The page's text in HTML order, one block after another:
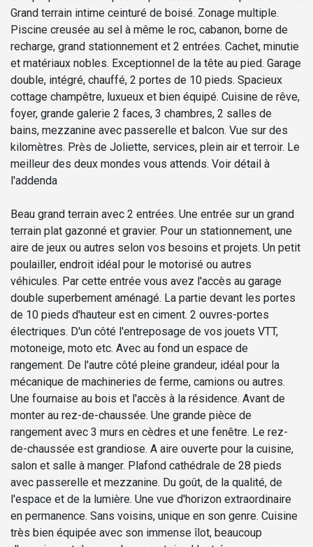
Grand terrain intime ceinturé de boisé. Zonage multiple.
Piscine creusée au sel à même le roc, cabanon, borne de
recharge, grand stationnement et 2 entrées. Cachet, minutie
et matériaux nobles. Exceptionnel de la tête au pied. Garage
double, intégré, chauffé, 2 portes de 10 pieds. Spacieux
cottage champêtre, luxueux et bien équipé. Cuisine de rêve,
foyer, grande galerie 2 faces, 3 chambres, 2 salles de
bains, mezzanine avec passerelle et balcon. Vue sur des
kilomètres. Près de Joliette, services, plein air et terroir. Le
meilleur des deux mondes vous attends. Voir détail à
l'addenda
Beau grand terrain avec 2 entrées. Une entrée sur un grand
terrain plat gazonné et gravier. Pour un stationnement, une
aire de jeux ou autres selon vos besoins et projets. Un petit
poulailler, endroit idéal pour le motorisé ou autres
véhicules. Par cette entrée vous avez l'accès au garage
double superbement aménagé. La partie devant les portes
de 10 pieds d'hauteur est en ciment. 2 ouvres-portes
électriques. D'un côté l'entreposage de vos jouets VTT,
motoneige, moto etc. Avec au fond un espace de
rangement. De l'autre côté pleine grandeur, idéal pour la
mécanique de machineries de ferme, camions ou autres.
Une fournaise au bois et l'accès à la résidence. Avant de
monter au rez-de-chaussée. Une grande pièce de
rangement avec 3 murs en cèdres et une fenêtre. Le rez-
de-chaussée est grandiose. A aire ouverte pour la cuisine,
salon et salle à manger. Plafond cathédrale de 28 pieds
avec passerelle et mezzanine. Du goût, de la qualité, de
l'espace et de la lumière. Une vue d'horizon extraordinaire
en permanence. Sans voisins, unique en son genre. Cuisine
très bien équipée avec son immense îlot, beaucoup